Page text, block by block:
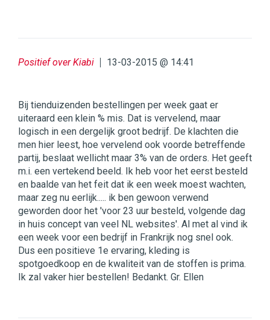
Positief over Kiabi 13-03-2015 @ 14:41
Bij tienduizenden bestellingen per week gaat er
uiteraard een klein % mis. Dat is vervelend, maar
logisch in een dergelijk groot bedrijf. De klachten die
men hier leest, hoe vervelend ook voorde betreffende
partij, beslaat wellicht maar 3% van de orders. Het geeft
m.i. een vertekend beeld. Ik heb voor het eerst besteld
en baalde van het feit dat ik een week moest wachten,
maar zeg nu eerlijk..... ik ben gewoon verwend
geworden door het 'voor 23 uur besteld, volgende dag
in huis concept van veel NL websites'. Al met al vind ik
een week voor een bedrijf in Frankrijk nog snel ook.
Dus een positieve 1e ervaring, kleding is
spotgoedkoop en de kwaliteit van de stoffen is prima.
Ik zal vaker hier bestellen! Bedankt. Gr. Ellen